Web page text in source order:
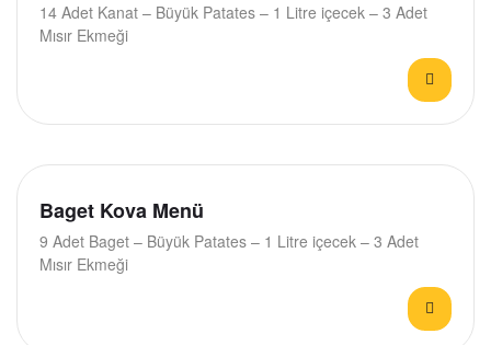
14 Adet Kanat – Büyük Patates – 1 Litre içecek – 3 Adet
Mısır Ekmeği
Baget Kova Menü
9 Adet Baget – Büyük Patates – 1 Litre içecek – 3 Adet
Mısır Ekmeği